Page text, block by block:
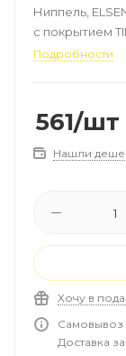
Ниппель,
с покрытием
Подробности
561/шт
Нашли
Хочу в
Самовывоз
Доставка